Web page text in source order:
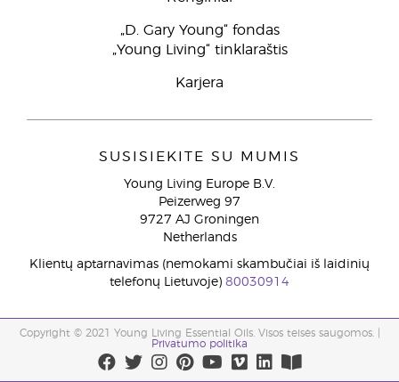
„D. Gary Young“ fondas
„Young Living“ tinklaraštis
Karjera
SUSISIEKITE SU MUMIS
Young Living Europe B.V.
Peizerweg 97
9727 AJ Groningen
Netherlands
Klientų aptarnavimas (nemokami skambučiai iš laidinių
telefonų Lietuvoje) 80030914
Copyright © 2021 Young Living Essential Oils. Visos teisės saugomos. |
Privatumo politika